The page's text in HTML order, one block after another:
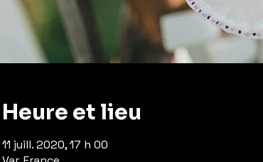
Heure et lieu
11 juill. 2020, 17 h 00